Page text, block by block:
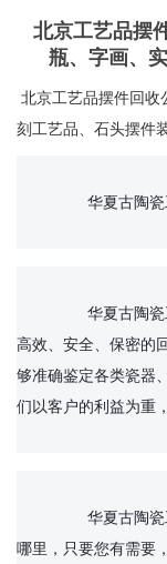
北京工艺品摆
瓶、字画、
北京工艺品摆件回收
刻工艺品、石头摆件
高效、安全、保密的
够准确鉴定各类瓷器
们以客户的利益为重
哪里，只要您有需要